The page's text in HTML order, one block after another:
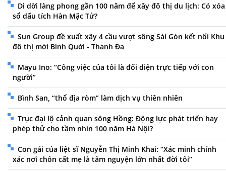
Di dời làng phong gần 100 năm để xây đô thị du lịch: Có xóa
sổ dấu tích Hàn Mặc Tử?
Sun Group đề xuất xây 4 cầu vượt sông Sài Gòn kết nối Khu
đô thị mới Bình Quới - Thanh Đa
Mayu Ino: “Công việc của tôi là đối diện trực tiếp với con
người”
Bình San, “thổ địa ròm” làm dịch vụ thiên nhiên
Trục đại lộ cảnh quan sông Hồng: Động lực phát triển hay
phép thử cho tầm nhìn 100 năm Hà Nội?
Con gái của liệt sĩ Nguyễn Thị Minh Khai: “Xác minh chính
xác nơi chôn cất mẹ là tâm nguyện lớn nhất đời tôi”